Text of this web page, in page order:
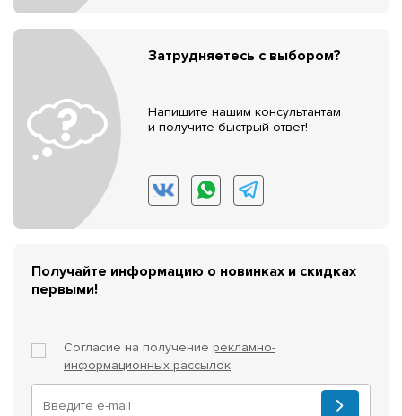
Затрудняетесь с выбором?
Напишите нашим консультантам
и получите быстрый ответ!
Получайте информацию о новинках и скидках
первыми!
Согласие на получение рекламно-
информационных рассылок